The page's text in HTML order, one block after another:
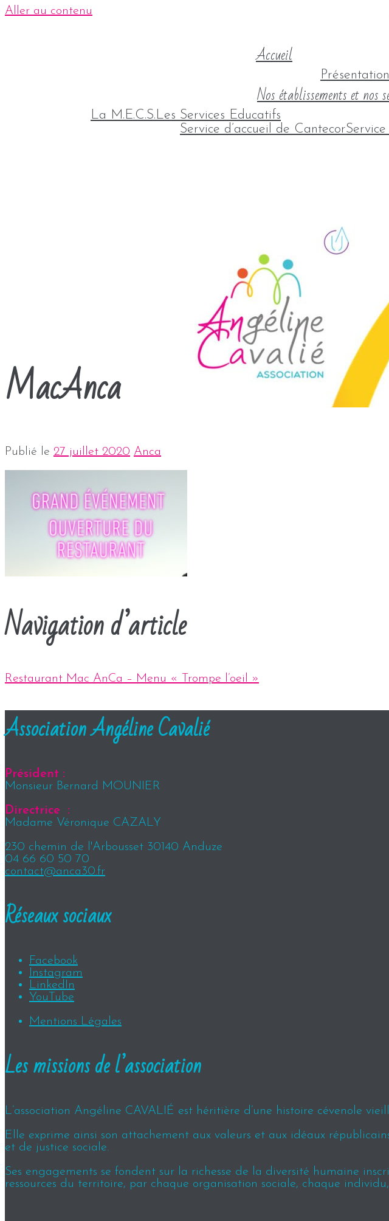
Aller au contenu
Accueil
Présentation
Nos établissements et nos
La M.E.C.S.Les Services Educatifs
Service d’accueil de CantecorService
MacAnca
Publié le 27 juillet 2020 Anca
Navigation d’article
Restaurant Mac AnCa – Menu « Trompe l’oeil »
Association Angéline Cavalié
Président :
Monsieur Bernard MOUNIER
Directrice :
Madame Véronique CAZALY
230 chemin de l'Arbousset 30140 Anduze
04 66 60 50 70
contact@anca30.fr
Réseaux sociaux
Facebook
Instagram
LinkedIn
YouTube
Mentions Légales
Les missions de l’association
L’association Angéline CAVALIÉ est héritière d’une histoire cévenole
Elle exprime ainsi son attachement aux valeurs et aux idéaux
et de justice sociale.
Ses engagements se fondent sur la richesse de la diversité humaine
ressources du territoire, par chaque organisation sociale, chaque